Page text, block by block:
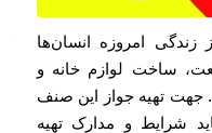
امروزه انسان‌ها
ساخت لوازم خانه و
جهت تهیه جواز این صنف
شرایط و مدارک تهیه